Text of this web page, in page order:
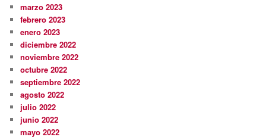
marzo 2023
febrero 2023
enero 2023
diciembre 2022
noviembre 2022
octubre 2022
septiembre 2022
agosto 2022
julio 2022
junio 2022
mayo 2022